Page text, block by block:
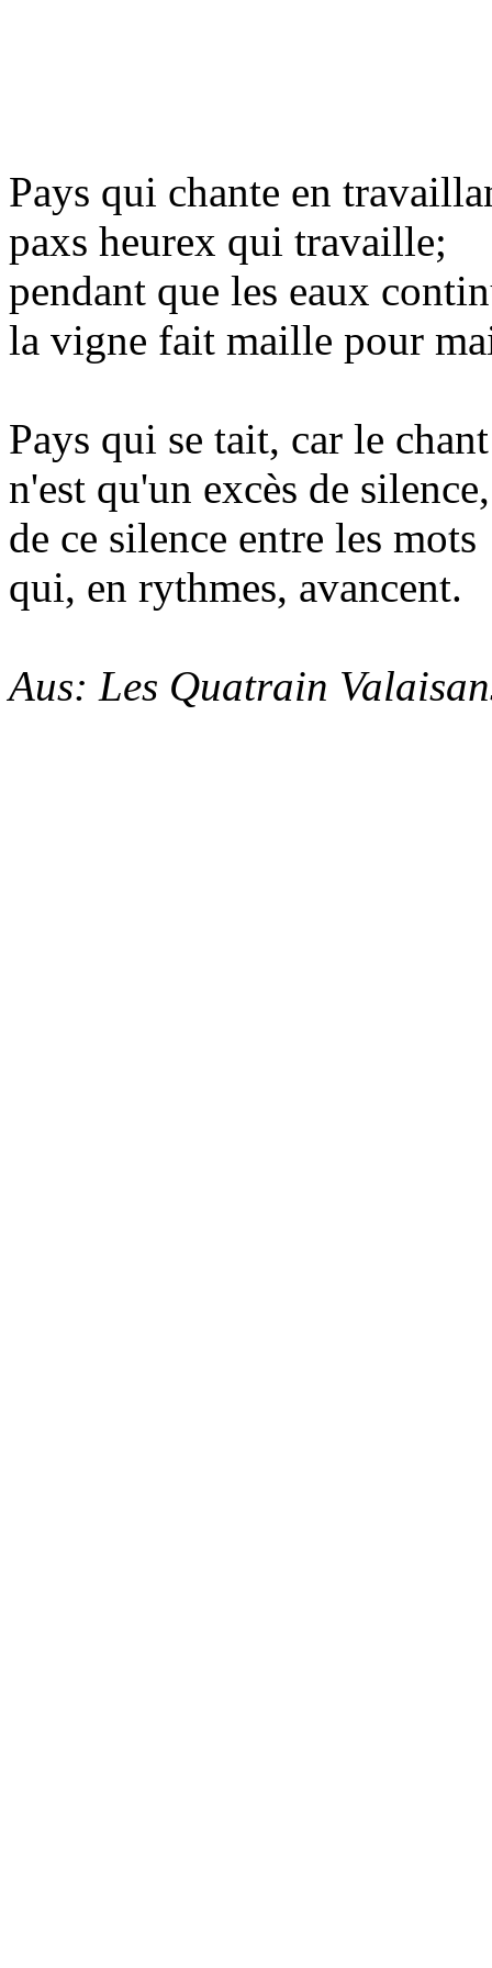
Pays qui chante en
paxs heurex qui travaille;
pendant que les eaux
la vigne fait maille pour
Pays qui se tait, car le
n'est qu'un excès de silence,
de ce silence entre les mots
qui, en rythmes, avancent.
Aus: Les Quatrain